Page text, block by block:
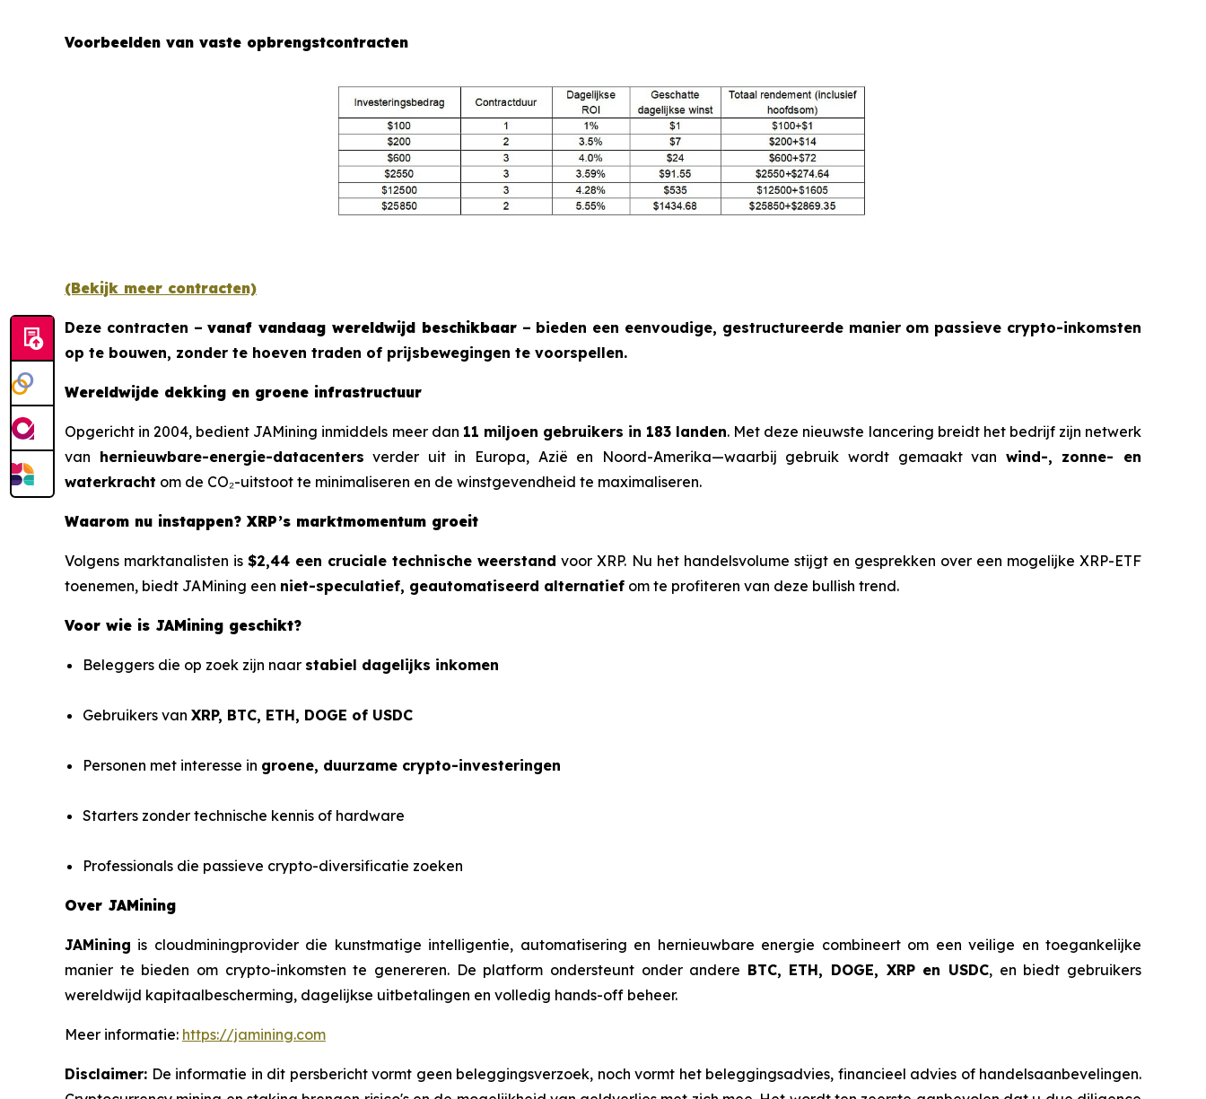
Voorbeelden van vaste opbrengstcontracten
(Bekijk meer contracten)
Deze contracten –vanaf vandaag wereldwijd beschikbaar– bieden een eenvoudige, gestructureerde manier om passieve crypto-inkomsten
op te bouwen, zonder te hoeven traden of prijsbewegingen te voorspellen.
Wereldwijde dekking en groene infrastructuur
Opgericht in 2004, bedient JAMining inmiddels meer dan 11 miljoen gebruikers in 183 landen. Met deze nieuwste lancering breidt het bedrijf zijn netwerk
van hernieuwbare-energie-datacenters verder uit in Europa, Azië en Noord-Amerika—waarbij gebruik wordt gemaakt van wind-, zonne- en
waterkracht om de CO₂-uitstoot te minimaliseren en de winstgevendheid te maximaliseren.
Waarom nu instappen? XRP’s marktmomentum groeit
Volgens marktanalisten is$2,44 een cruciale technische weerstand voor XRP. Nu het handelsvolume stijgt en gesprekken over een mogelijke XRP-ETF
toenemen, biedt JAMining een niet-speculatief, geautomatiseerd alternatief om te profiteren van deze bullish trend.
Voor wie is JAMining geschikt?
Beleggers die op zoek zijn naar stabiel dagelijks inkomen
Gebruikers van XRP, BTC, ETH, DOGE of USDC
Personen met interesse in groene, duurzame crypto-investeringen
Starters zonder technische kennis of hardware
Professionals die passieve crypto-diversificatie zoeken
Over JAMining
JAMining is cloudminingprovider die kunstmatige intelligentie, automatisering en hernieuwbare energie combineert om een veilige en toegankelijke
manier te bieden om crypto-inkomsten te genereren. De platform ondersteunt onder andere BTC, ETH, DOGE, XRP en USDC, en biedt gebruikers
wereldwijd kapitaalbescherming, dagelijkse uitbetalingen en volledig hands-off beheer.
Meer informatie: https://jamining.com
Disclaimer: De informatie in dit persbericht vormt geen beleggingsverzoek, noch vormt het beleggingsadvies, financieel advies of handelsaanbevelingen.